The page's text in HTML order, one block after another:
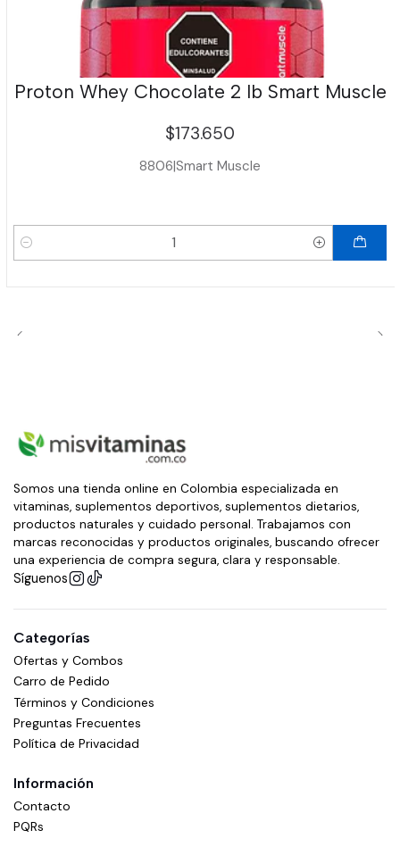
Proton Whey Chocolate 2 lb Smart Muscle
$173.650
8806|Smart Muscle
Cantidad
Somos una tienda online en Colombia especializada en
vitaminas, suplementos deportivos, suplementos dietarios,
productos naturales y cuidado personal. Trabajamos con
marcas reconocidas y productos originales, buscando ofrecer
una experiencia de compra segura, clara y responsable.
Síguenos
Categorías
Ofertas y Combos
Carro de Pedido
Términos y Condiciones
Preguntas Frecuentes
Política de Privacidad
Información
Contacto
PQRs